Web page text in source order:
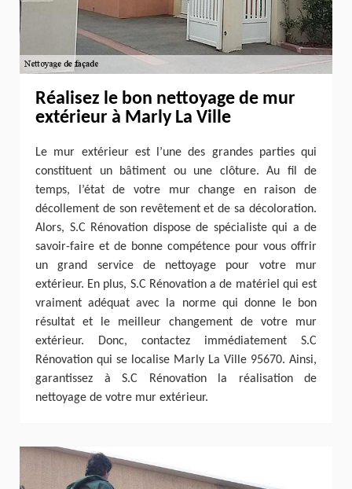
Réalisez le bon nettoyage de mur
extérieur à Marly La Ville
Le mur extérieur est l’une des grandes parties qui
constituent un bâtiment ou une clôture. Au fil de
temps, l’état de votre mur change en raison de
décollement de son revêtement et de sa décoloration.
Alors, S.C Rénovation dispose de spécialiste qui a de
savoir-faire et de bonne compétence pour vous offrir
un grand service de nettoyage pour votre mur
extérieur. En plus, S.C Rénovation a de matériel qui est
vraiment adéquat avec la norme qui donne le bon
résultat et le meilleur changement de votre mur
extérieur. Donc, contactez immédiatement S.C
Rénovation qui se localise Marly La Ville 95670. Ainsi,
garantissez à S.C Rénovation la réalisation de
nettoyage de votre mur extérieur.